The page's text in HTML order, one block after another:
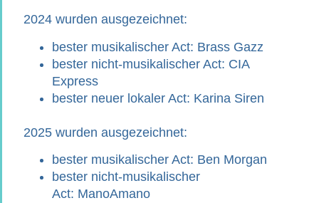
2024 wurden ausgezeichnet:
bester musikalischer Act: Brass Gazz
bester nicht-musikalischer Act: CIA
Express
bester neuer lokaler Act: Karina Siren
2025 wurden ausgezeichnet:
bester musikalischer Act: Ben Morgan
bester nicht-musikalischer
Act: ManoAmano